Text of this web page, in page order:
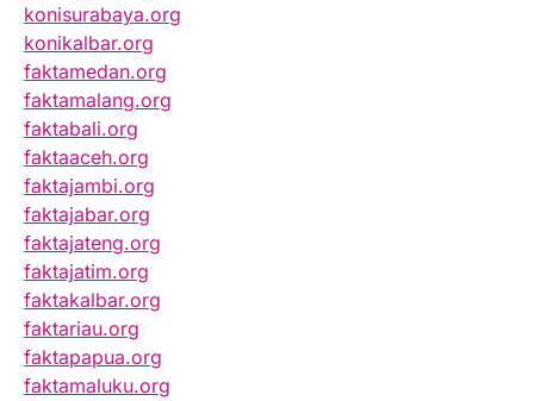
konisurabaya.org
konikalbar.org
faktamedan.org
faktamalang.org
faktabali.org
faktaaceh.org
faktajambi.org
faktajabar.org
faktajateng.org
faktajatim.org
faktakalbar.org
faktariau.org
faktapapua.org
faktamaluku.org